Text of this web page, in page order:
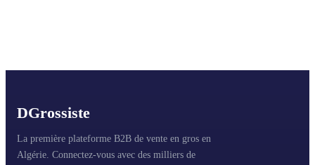
DGrossiste
La première plateforme B2B de vente en gros en
Algérie. Connectez-vous avec des milliers de